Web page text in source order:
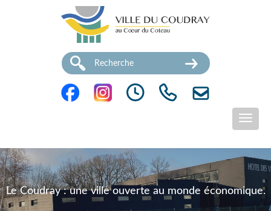
Le Coudray : une ville ouverte au monde économique.